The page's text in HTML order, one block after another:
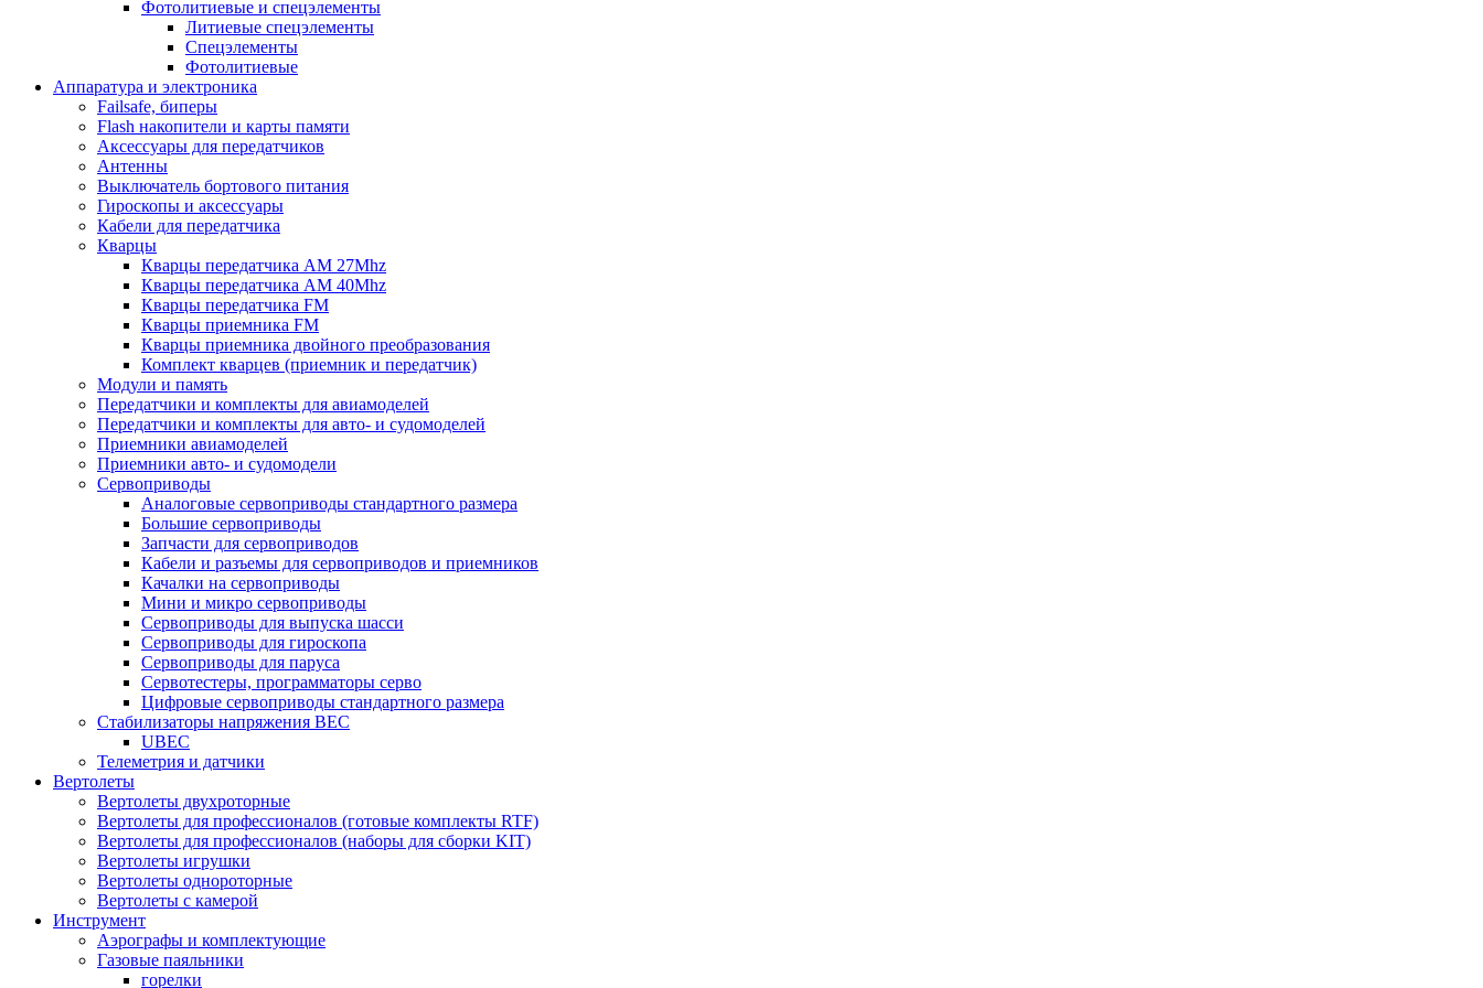
Фотолитиевые и спецэлементы
Литиевые спецэлементы
Спецэлементы
Фотолитиевые
Аппаратура и электроника
Failsafe, биперы
Flash накопители и карты памяти
Аксессуары для передатчиков
Антенны
Выключатель бортового питания
Гироскопы и аксессуары
Кабели для передатчика
Кварцы
Кварцы передатчика AM 27Mhz
Кварцы передатчика AM 40Mhz
Кварцы передатчика FM
Кварцы приемника FM
Кварцы приемника двойного преобразования
Комплект кварцев (приемник и передатчик)
Модули и память
Передатчики и комплекты для авиамоделей
Передатчики и комплекты для авто- и судомоделей
Приемники авиамоделей
Приемники авто- и судомодели
Сервоприводы
Аналоговые сервоприводы стандартного размера
Большие сервоприводы
Запчасти для сервоприводов
Кабели и разъемы для сервоприводов и приемников
Качалки на сервоприводы
Мини и микро сервоприводы
Сервоприводы для выпуска шасси
Сервоприводы для гироскопа
Сервоприводы для паруса
Сервотестеры, программаторы серво
Цифровые сервоприводы стандартного размера
Стабилизаторы напряжения BEC
UBEC
Телеметрия и датчики
Вертолеты
Вертолеты двухроторные
Вертолеты для профессионалов (готовые комплекты RTF)
Вертолеты для профессионалов (наборы для сборки KIT)
Вертолеты игрушки
Вертолеты однороторные
Вертолеты с камерой
Инструмент
Аэрографы и комплектующие
Газовые паяльники
горелки